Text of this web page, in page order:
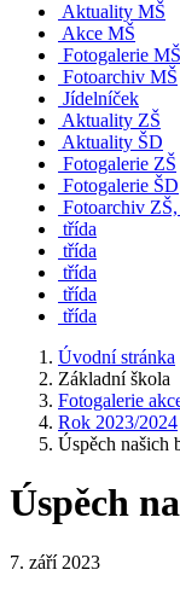
Aktuality MŠ
Akce MŠ
Fotogalerie MŠ
Fotoarchiv MŠ
Jídelníček
Aktuality ZŠ
Aktuality ŠD
Fotogalerie ZŠ
Fotogalerie ŠD
Fotoarchiv
třída
třída
třída
třída
třída
Úvodní stránka
Základní škola
Fotogalerie
Rok 2023/2024
Úspěch našich
Úspěch
7. září 2023